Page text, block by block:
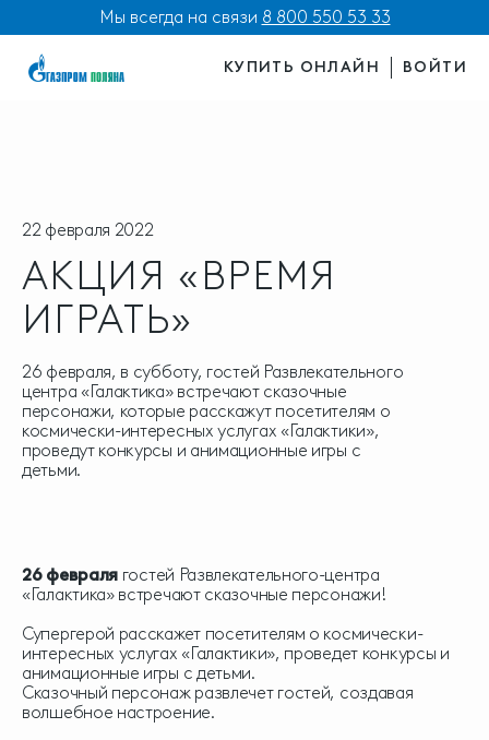
Мы всегда на связи 8 800 550 53 33
КУПИТЬ ОНЛАЙН ВОЙТИ
22 февраля 2022
АКЦИЯ «ВРЕМЯ
ИГРАТЬ»
26 февраля, в субботу, гостей Развлекательного
центра «Галактика» встречают сказочные
персонажи, которые расскажут посетителям о
космически-интересных услугах «Галактики»,
проведут конкурсы и анимационные игры с
детьми.
26 февраля гостей Развлекательного-центра
«Галактика» встречают сказочные персонажи!
Супергерой расскажет посетителям о космически-
интересных услугах «Галактики», проведет конкурсы и
анимационные игры с детьми.
Сказочный персонаж развлечет гостей, создавая
волшебное настроение.